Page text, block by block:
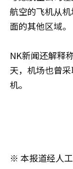
航空的飞机从
面的其他区域。
NK新闻还解释
天，机场也曾
机。
※ 本报道经人工